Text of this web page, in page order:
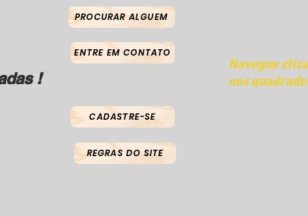
PROCURAR ALGUEM
ENTRE EM CONTATO
!
Navegue
nos
CADASTRE-SE
REGRAS DO SITE